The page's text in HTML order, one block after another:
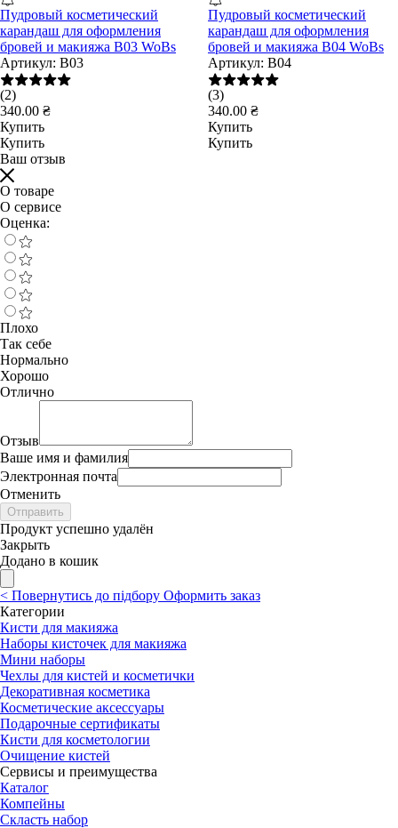
Пудровый косметический
карандаш для оформления
бровей и макияжа B03 WoBs
Артикул: B03
(2)
340.00 ₴
Купить
Купить
Пудровый косметический
карандаш для оформления
бровей и макияжа B04 WoBs
Артикул: B04
(3)
340.00 ₴
Купить
Купить
Ваш отзыв
О товаре
О сервисе
Оценка:
Плохо
Так себе
Нормально
Хорошо
Отлично
Отзыв
Ваше имя и фамилия
Электронная почта
Отменить
Отправить
Продукт успешно удалён
Закрыть
Додано в кошик
< Повернутись до підбору Оформить заказ
Категории
Кисти для макияжа
Наборы кисточек для макияжа
Мини наборы
Чехлы для кистей и косметички
Декоративная косметика
Косметические аксессуары
Подарочные сертификаты
Кисти для косметологии
Очищение кистей
Сервисы и преимущества
Каталог
Компейны
Скласть набор